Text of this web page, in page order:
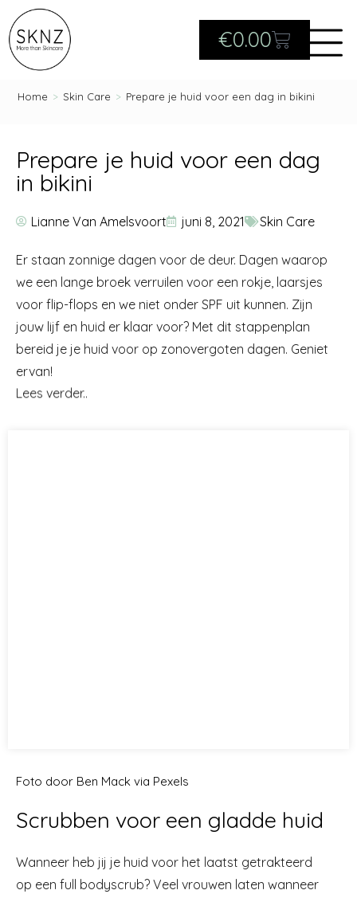
€0.00
Home > Skin Care > Prepare je huid voor een dag in bikini
Prepare je huid voor een dag
in bikini
Lianne Van Amelsvoort juni 8, 2021 Skin Care
Er staan zonnige dagen voor de deur. Dagen waarop
we een lange broek verruilen voor een rokje, laarsjes
voor flip-flops en we niet onder SPF uit kunnen. Zijn
jouw lijf en huid er klaar voor? Met dit stappenplan
bereid je je huid voor op zonovergoten dagen. Geniet
ervan!
Lees verder..
Foto door Ben Mack via Pexels
Scrubben voor een gladde huid
Wanneer heb jij je huid voor het laatst getrakteerd
op een full bodyscrub? Veel vrouwen laten wanneer